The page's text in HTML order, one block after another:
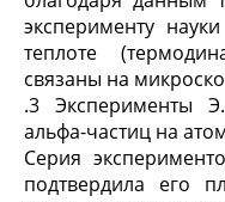
эксперименту
теплоте
связаны на
.3 Эксперименты
альфа-частиц на
Серия
подтвердила его